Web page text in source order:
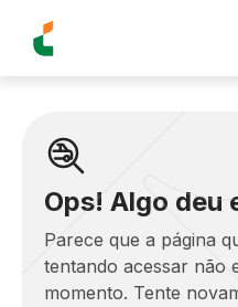
Ops! Algo deu
Parece que a página
tentando acessar não
momento. Tente